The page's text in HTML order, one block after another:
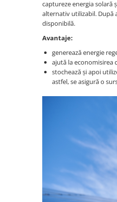
Acumulatori Moto, ATV
SLA AGM (Sealed Lead Acid)
Deep Cycle - Tractiune/Semi-
Sisteme de management (BMS)
Redresoare, incarcatoare si
Redresoare auto, moto, barci si
captureze energia
alternativ utilizabil. După
disponibilă.
Avantaje:
generează energie
ajută la economisirea
stochează și apoi
astfel, se asigură o